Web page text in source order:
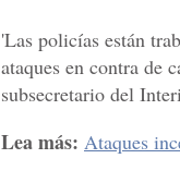
'Las policías están
ataques en contra de
subsecretario del
Lea más: Ataques